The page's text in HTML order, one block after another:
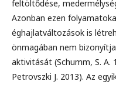
feltöltődése,
Azonban ezen
éghajlatváltozások is
önmagában nem
aktivitását (Schumm, S. A.
Petrovszki J. 2013). Az